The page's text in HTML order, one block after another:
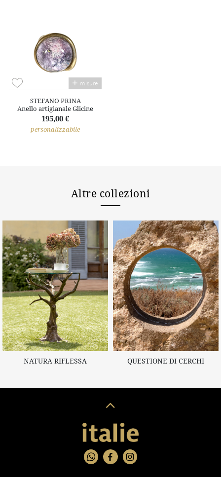
misure
STEFANO PRINA
Anello artigianale Glicine
195,00 €
personalizzabile
Altre collezioni
NATURA RIFLESSA QUESTIONE DI CERCHI